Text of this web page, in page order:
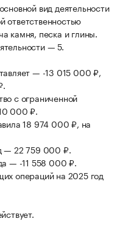
вид деятельности
ответственностью
камня, песка и глины.
— 5.
— -13 015 000 ₽,
с ограниченной
000 ₽.
18 974 000 ₽, на
— 22 759 000 ₽.
— -11 558 000 ₽.
операций на 2025 год